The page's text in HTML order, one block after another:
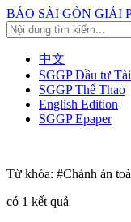
BÁO SÀI GÒN GIẢI
中文
SGGP Đầu tư
SGGP Thể Thao
English Edition
SGGP Epaper
Từ khóa: #Chánh án
có 1 kết quả